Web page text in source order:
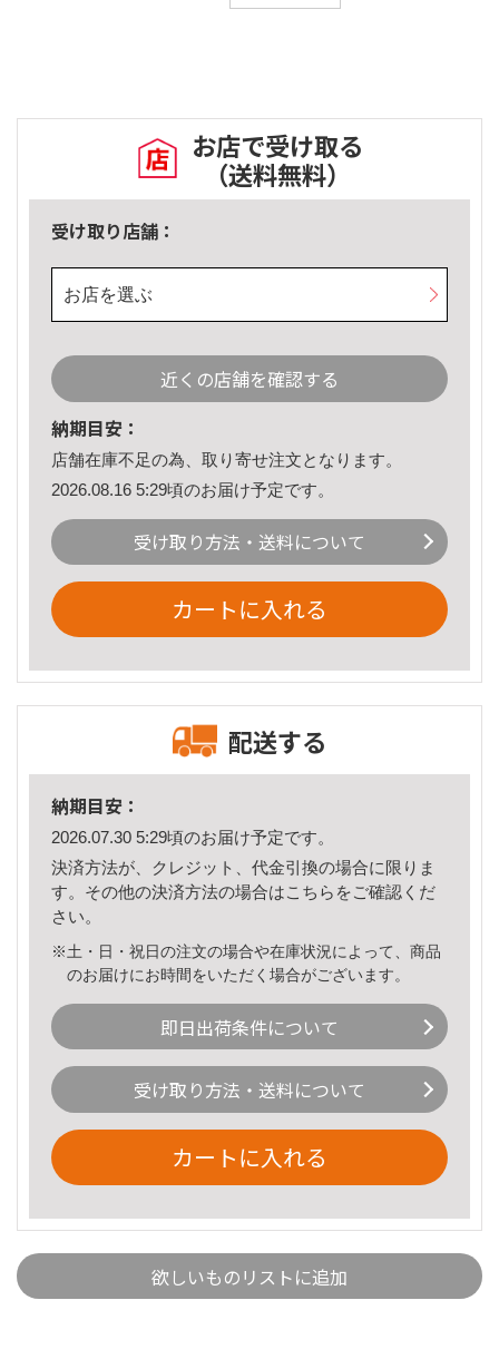
お店で受け取る
（送料無料）
受け取り店舗：
お店を選ぶ
近くの店舗を確認する
納期目安：
店舗在庫不足の為、取り寄せ注文となります。
2026.08.16 5:29頃のお届け予定です。
受け取り方法・送料について
カートに入れる
配送する
納期目安：
2026.07.30 5:29頃のお届け予定です。
決済方法が、クレジット、代金引換の場合に限りま
す。その他の決済方法の場合はこちら をご確認くだ
さい。
※土・日・祝日の注文の場合や在庫状況によって、商品
のお届けにお時間をいただく場合がございます。
即日出荷条件について
受け取り方法・送料について
カートに入れる
欲しいものリストに追加